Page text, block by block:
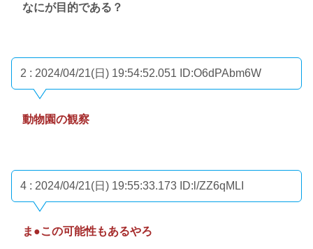
なにが目的である？
2 : 2024/04/21(日) 19:54:52.051 ID:O6dPAbm6W
動物園の観察
4 : 2024/04/21(日) 19:55:33.173 ID:l/ZZ6qMLI
ま●この可能性もあるやろ